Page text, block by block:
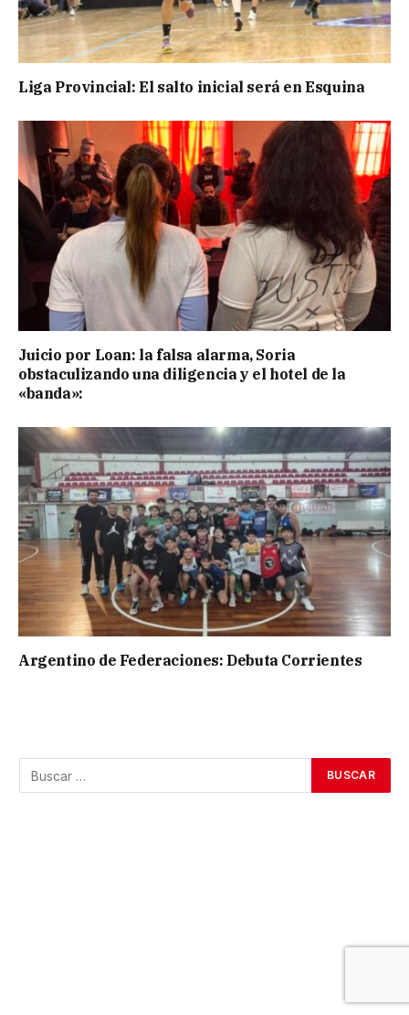
Liga Provincial: El salto inicial será en Esquina
Juicio por Loan: la falsa alarma, Soria
obstaculizando una diligencia y el hotel de la
«banda»:
Argentino de Federaciones: Debuta Corrientes